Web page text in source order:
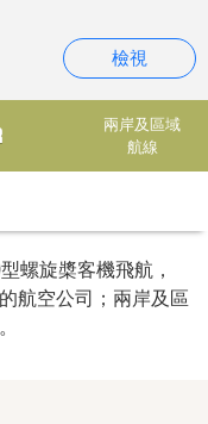
兩岸及區域
航線
螺旋槳客機飛航，
航空公司；兩岸及區
檢視